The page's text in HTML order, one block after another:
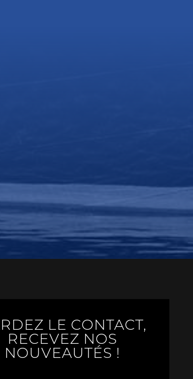
LE CONTACT,
RECEVEZ NOS
NOUVEAUTÉS !